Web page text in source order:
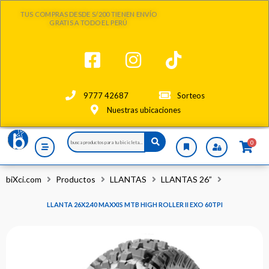
TUS COMPRAS DESDE S/200 TIENEN ENVÍO
GRATIS A TODO EL PERÚ
9777 42687
Sorteos
Nuestras ubicaciones
Search
...
0
biXci.com Productos LLANTAS LLANTAS 26”
LLANTA 26X2.40 MAXXIS MTB HIGH ROLLER II EXO 60TPI